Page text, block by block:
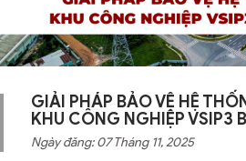
GIẢI PHÁP BẢO VỆ HỆ
KHU CÔNG NGHIỆP VSIP3
Ngày đăng: 07 Tháng 11, 2025